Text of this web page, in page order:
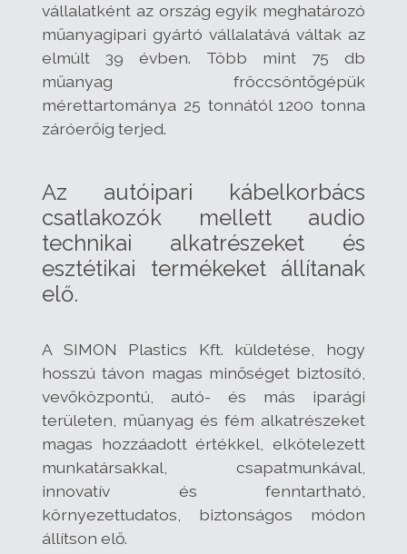
vállalatként az ország egyik meghatározó
műanyagipari gyártó vállalatává váltak az
elmúlt 39 évben. Több mint 75 db
műanyag fröccsöntőgépük
mérettartománya 25 tonnától 1200 tonna
záróerőig terjed.
Az autóipari kábelkorbács
csatlakozók mellett audio
technikai alkatrészeket és
esztétikai termékeket állítanak
elő.
A SIMON Plastics Kft. küldetése, hogy
hosszú távon magas minőséget biztosító,
vevőközpontú, autó- és más iparági
területen, műanyag és fém alkatrészeket
magas hozzáadott értékkel, elkötelezett
munkatársakkal, csapatmunkával,
innovatív és fenntartható,
környezettudatos, biztonságos módon
állítson elő.